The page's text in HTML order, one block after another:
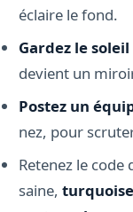
éclaire le fond.
Gardez le
devient un
Postez un
nez, pour
Retenez le code
saine,